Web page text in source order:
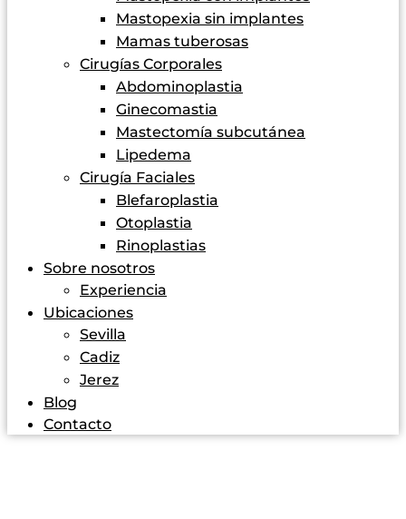
Mastopexia sin implantes
Mamas tuberosas
Cirugías Corporales
Abdominoplastia
Ginecomastia
Mastectomía subcutánea
Lipedema
Cirugía Faciales
Blefaroplastia
Otoplastia
Rinoplastias
Sobre nosotros
Experiencia
Ubicaciones
Sevilla
Cadiz
Jerez
Blog
Contacto